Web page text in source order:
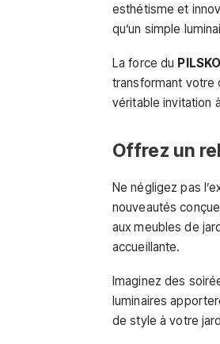
esthétisme et
qu’un simple
La force du
transformant votre
véritable invitation
Offrez un
Ne négligez pas
nouveautés
aux meubles de
accueillante.
Imaginez des
luminaires
de style à votre